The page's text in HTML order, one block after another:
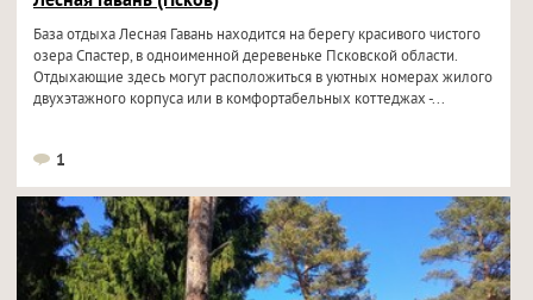
База отдыха Лесная Гавань находится на берегу красивого чистого
озера Спастер, в одноименной деревеньке Псковской области.
Отдыхающие здесь могут расположиться в уютных номерах жилого
двухэтажного корпуса или в комфортабельных коттеджах -...
1